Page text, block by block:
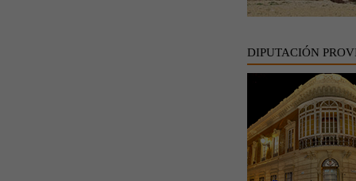
DIPUTACIÓN